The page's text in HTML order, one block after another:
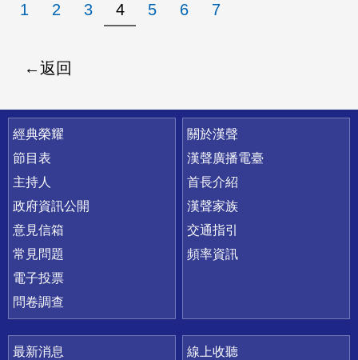
1 2 3 4 5 6 7
返回
快速連結
經典榮耀
節目表
主持人
政府資訊公開
意見信箱
常見問題
電子投票
問卷調查
關於漢聲
漢聲廣播電臺
首長介紹
漢聲家族
交通指引
頻率資訊
最新消息
線上收聽